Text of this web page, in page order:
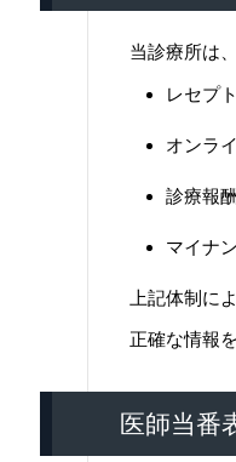
当診療所は
レセプ
オンラ
診療報
マイナ
上記体制に
正確な情報
医師当番